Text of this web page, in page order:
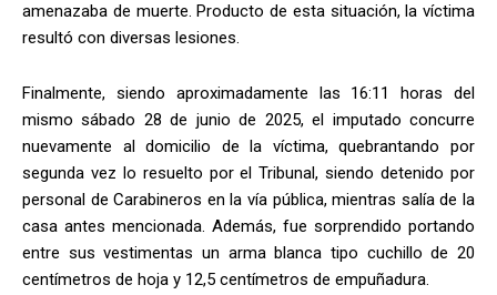
amenazaba de muerte. Producto de esta situación, la víctima
resultó con diversas lesiones.
Finalmente, siendo aproximadamente las 16:11 horas del
mismo sábado 28 de junio de 2025, el imputado concurre
nuevamente al domicilio de la víctima, quebrantando por
segunda vez lo resuelto por el Tribunal, siendo detenido por
personal de Carabineros en la vía pública, mientras salía de la
casa antes mencionada. Además, fue sorprendido portando
entre sus vestimentas un arma blanca tipo cuchillo de 20
centímetros de hoja y 12,5 centímetros de empuñadura.